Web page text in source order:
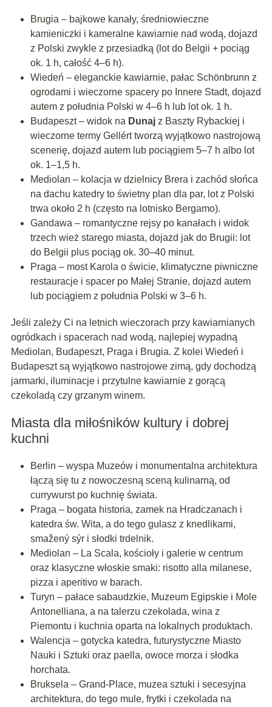
Brugia – bajkowe kanały, średniowieczne
kamieniczki i kameralne kawiarnie nad wodą, dojazd
z Polski zwykle z przesiadką (lot do Belgii + pociąg
ok. 1 h, całość 4–6 h).
Wiedeń – eleganckie kawiarnie, pałac Schönbrunn z
ogrodami i wieczorne spacery po Innere Stadt, dojazd
autem z południa Polski w 4–6 h lub lot ok. 1 h.
Budapeszt – widok na Dunajz Baszty Rybackiej i
wieczorne termy Gellért tworzą wyjątkowo nastrojową
scenerię, dojazd autem lub pociągiem 5–7 h albo lot
ok. 1–1,5 h.
Mediolan – kolacja w dzielnicy Brera i zachód słońca
na dachu katedry to świetny plan dla par, lot z Polski
trwa około 2 h (często na lotnisko Bergamo).
Gandawa – romantyczne rejsy po kanałach i widok
trzech wież starego miasta, dojazd jak do Brugii: lot
do Belgii plus pociąg ok. 30–40 minut.
Praga – most Karola o świcie, klimatyczne piwniczne
restauracje i spacer po Małej Stranie, dojazd autem
lub pociągiem z południa Polski w 3–6 h.
Jeśli zależy Ci na letnich wieczorach przy kawiarnianych
ogródkach i spacerach nad wodą, najlepiej wypadną
Mediolan, Budapeszt, Praga i Brugia. Z kolei Wiedeń i
Budapeszt są wyjątkowo nastrojowe zimą, gdy dochodzą
jarmarki, iluminacje i przytulne kawiarnie z gorącą
czekoladą czy grzanym winem.
Miasta dla miłośników kultury i dobrej
kuchni
Berlin – wyspa Muzeów i monumentalna architektura
łączą się tu z nowoczesną sceną kulinarną, od
currywurst po kuchnię świata.
Praga – bogata historia, zamek na Hradczanach i
katedra św. Wita, a do tego gulasz z knedlikami,
smažený sýr i słodki trdelnik.
Mediolan – La Scala, kościoły i galerie w centrum
oraz klasyczne włoskie smaki: risotto alla milanese,
pizza i aperitivo w barach.
Turyn – pałace sabaudzkie, Muzeum Egipskie i Mole
Antonelliana, a na talerzu czekolada, wina z
Piemontu i kuchnia oparta na lokalnych produktach.
Walencja – gotycka katedra, futurystyczne Miasto
Nauki i Sztuki oraz paella, owoce morza i słodka
horchata.
Bruksela – Grand-Place, muzea sztuki i secesyjna
architektura, do tego mule, frytki i czekolada na